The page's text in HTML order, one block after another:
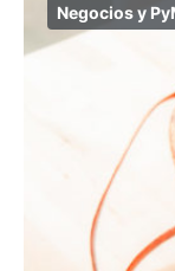
Negocios y